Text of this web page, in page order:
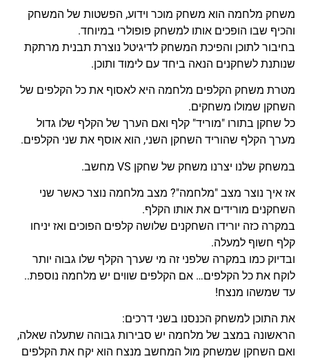
משחק מלחמה הוא משחק מוכר וידוע, הפשטות של המשחק
והכיף שבו הופכים אותו למשחק פופולרי במיוחד.
בחיבור לתוכן והפיכת המשחק לדיגיטל נוצרת תבנית מרתקת
שנותנת לשחקנים הנאה ביחד עם לימוד ותוכן.
מטרת משחק הקלפים מלחמה היא לאסוף את כל הקלפים של
השחקן שמולו משחקים.
כל שחקן בתורו "מוריד" קלף ואם הערך של הקלף שלו גדול
מערך הקלף שהוריד השחקן השני, הוא אוסף את שני הקלפים.
במשחק שלנו יצרנו משחק של שחקן VS מחשב.
אז איך נוצר מצב "מלחמה"? מצב מלחמה נוצר כאשר שני
השחקנים מורידים את אותו הקלף.
במקרה כזה יורידו השחקנים שלושה קלפים הפוכים ואז יניחו
קלף חשוף למעלה.
ובדיוק כמו במקרה שלפני זה מי שערך הקלף שלו גבוה יותר
לוקח את כל הקלפים… אם הקלפים שווים יש מלחמה נוספת..
עד שמשהו מנצח!
את התוכן למשחק הכנסנו בשני דרכים:
הראשונה במצב של מלחמה יש סבירות גבוהה שתעלה שאלה,
ואם השחקן שמשחק מול המחשב מנצח הוא יקח את הקלפים